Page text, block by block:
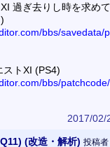
過ぎ去りし時を求め
bbs/savedata/
ストXI (PS4)
bbs/
2017/02/
(改造・解析) 投稿者